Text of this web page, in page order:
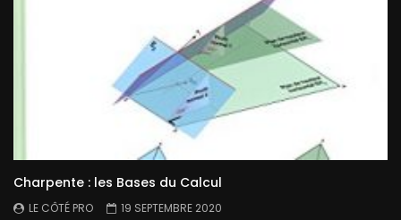
Charpente : les Bases du Calcul
LE CÔTÉ PRO
19 SEPTEMBRE 2020